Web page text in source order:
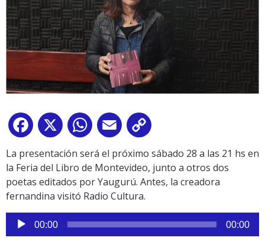
Facebook
X WhatsApp
Email
Link
La presentación será el próximo sábado 28 a las 21 hs en
la Feria del Libro de Montevideo, junto a otros dos
poetas editados por Yaugurú. Antes, la creadora
fernandina visitó Radio Cultura.
Reproductor
de
00:00 00:00